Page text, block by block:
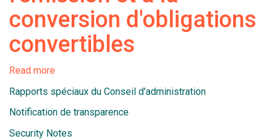
conversion d'obligations
convertibles
Read more
liés
à
Rapports spéciaux du Conseil d'administration
Notification de transparence
Security Notes